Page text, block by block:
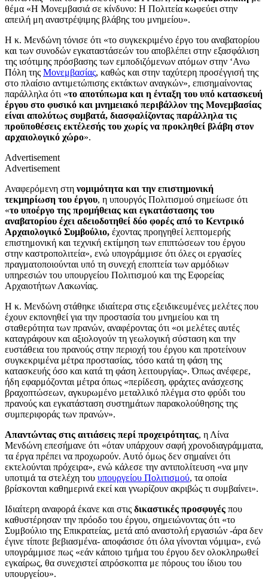
θέμα «Η Μονεμβασιά σε κίνδυνο: Η Πολιτεία κωφεύει στην
απειλή μη αναστρέψιμης βλάβης του μνημείου».
Η κ. Μενδώνη τόνισε ότι «το συγκεκριμένο έργο του αναβατορίου
και των συνοδών εγκαταστάσεών του αποβλέπει στην εξασφάλιση
της ισότιμης πρόσβασης των εμποδιζόμενων ατόμων στην ‘Ανω
Πόλη της Μονεμβασίας, καθώς και στην ταχύτερη προσέγγισή της
στο πλαίσιο αντιμετώπισης εκτάκτων αναγκών», επισημαίνοντας
παράλληλα ότι «το αποτύπωμα και η ένταξη του υπό κατασκευή
έργου στο φυσικό και μνημειακό περιβάλλον της Μονεμβασίας
είναι απολύτως συμβατά, διασφαλίζοντας παράλληλα τις
προϋποθέσεις εκτέλεσής του χωρίς να προκληθεί βλάβη στον
αρχαιολογικό χώρο».
Advertisement
Advertisement
Αναφερόμενη στη νομιμότητα και την επιστημονική
τεκμηρίωση του έργου, η υπουργός Πολιτισμού σημείωσε ότι
«το υποέργο της προμήθειας και εγκατάστασης του
αναβατορίου έχει αδειοδοτηθεί δύο φορές από το Κεντρικό
Αρχαιολογικό Συμβούλιο, έχοντας προηγηθεί λεπτομερής
επιστημονική και τεχνική εκτίμηση των επιπτώσεων του έργου
στην καστροπολιτεία», ενώ υπογράμμισε ότι όλες οι εργασίες
πραγματοποιούνται υπό τη συνεχή εποπτεία των αρμόδιων
υπηρεσιών του υπουργείου Πολιτισμού και της Εφορείας
Αρχαιοτήτων Λακωνίας.
Η κ. Μενδώνη στάθηκε ιδιαίτερα στις εξειδικευμένες μελέτες που
έχουν εκπονηθεί για την προστασία του μνημείου και τη
σταθερότητα των πρανών, αναφέροντας ότι «οι μελέτες αυτές
καταγράφουν και αξιολογούν τη γεωλογική σύσταση και την
ευστάθεια του πρανούς στην περιοχή του έργου και προτείνουν
συγκεκριμένα μέτρα προστασίας, τόσο κατά τη φάση της
κατασκευής όσο και κατά τη φάση λειτουργίας». Όπως ανέφερε,
ήδη εφαρμόζονται μέτρα όπως «περίδεση, φράχτες ανάσχεσης
βραχοπτώσεων, αγκυρωμένο μεταλλικό πλέγμα στο φρύδι του
πρανούς και εγκατάσταση συστημάτων παρακολούθησης της
συμπεριφοράς των πρανών».
Απαντώντας στις αιτιάσεις περί προχειρότητας, η Λίνα
Μενδώνη επεσήμανε ότι «όταν υπάρχουν σαφή χρονοδιαγράμματα,
τα έργα πρέπει να προχωρούν. Αυτό όμως δεν σημαίνει ότι
εκτελούνται πρόχειρα», ενώ κάλεσε την αντιπολίτευση «να μην
υποτιμά τα στελέχη του υπουργείου Πολιτισμού, τα οποία
βρίσκονται καθημερινά εκεί και γνωρίζουν ακριβώς τι συμβαίνει».
Ιδιαίτερη αναφορά έκανε και στις δικαστικές προσφυγές που
καθυστέρησαν την πρόοδο του έργου, σημειώνοντας ότι «το
Συμβούλιο της Επικρατείας, μετά από αναστολή εργασιών -άρα δεν
έγινε τίποτε βεβιασμένα- αποφάσισε ότι όλα γίνονται νόμιμα», ενώ
υπογράμμισε πως «εάν κάποιο τμήμα του έργου δεν ολοκληρωθεί
εγκαίρως, θα συνεχιστεί απρόσκοπτα με πόρους του ίδιου του
υπουργείου».